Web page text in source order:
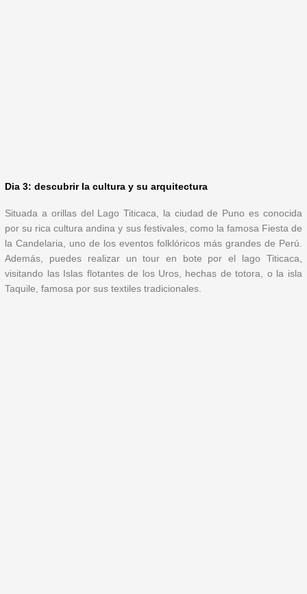
Dia 3: descubrir la cultura y su arquitectura
Situada a orillas del Lago Titicaca, la ciudad de Puno es conocida
por su rica cultura andina y sus festivales, como la famosa Fiesta de
la Candelaria, uno de los eventos folklóricos más grandes de Perú.
Además, puedes realizar un tour en bote por el lago Titicaca,
visitando las Islas flotantes de los Uros, hechas de totora, o la isla
Taquile, famosa por sus textiles tradicionales.